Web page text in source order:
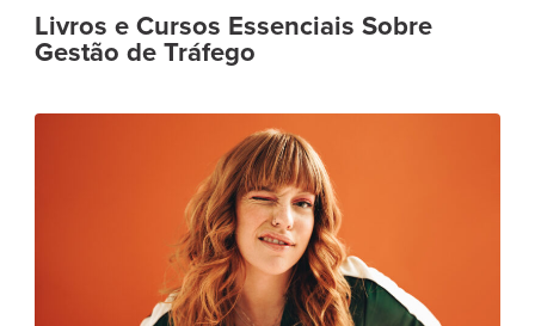
Livros e Cursos Essenciais Sobre
Gestão de Tráfego